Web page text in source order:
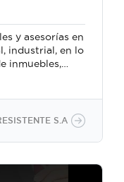
y asesorías en
industrial, en lo
inmuebles,
aproximado a
2001 a la
y
S.A